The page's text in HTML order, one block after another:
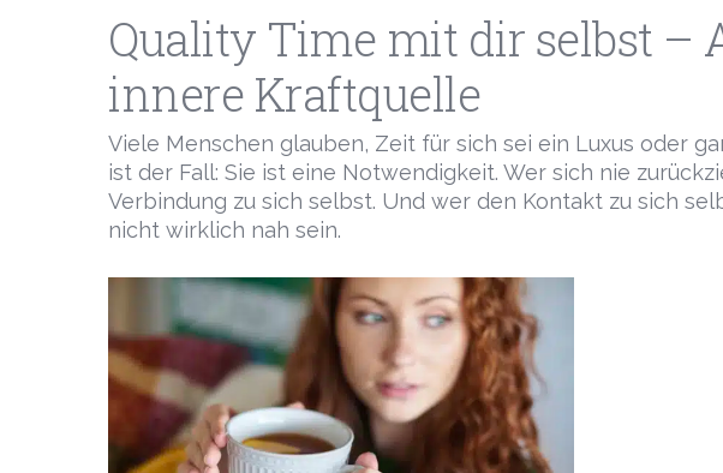
Quality Time mit dir selbst –
innere Kraftquelle
Viele Menschen glauben, Zeit für sich sei ein Luxus oder
ist der Fall: Sie ist eine Notwendigkeit. Wer sich nie
Verbindung zu sich selbst. Und wer den Kontakt zu sich
nicht wirklich nah sein.